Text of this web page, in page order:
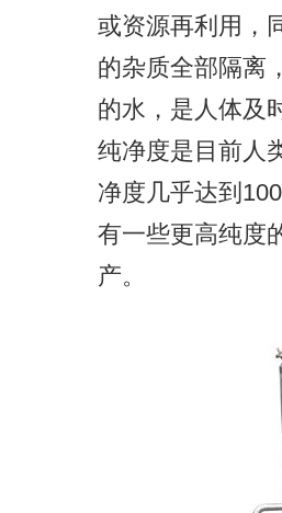
或资源再利用，
的杂质全部隔离
的水，是人体及
纯净度是目前人
净度几乎达到
有一些更高纯度
产。